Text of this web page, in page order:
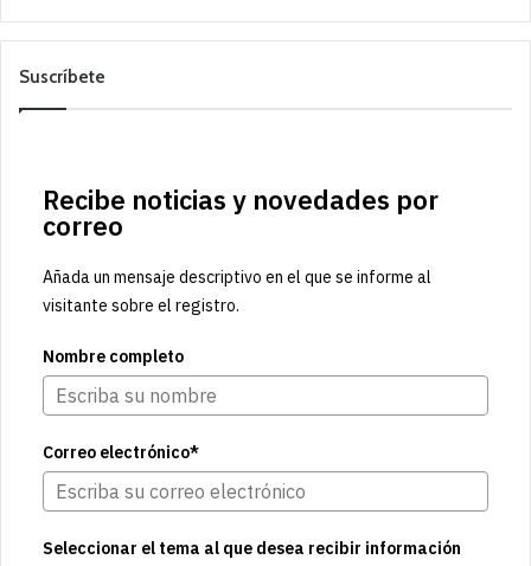
Suscríbete
Recibe noticias y novedades por
correo
Añada un mensaje descriptivo en el que se informe al
visitante sobre el registro.
Nombre completo
Correo electrónico*
Seleccionar el tema al que desea recibir información